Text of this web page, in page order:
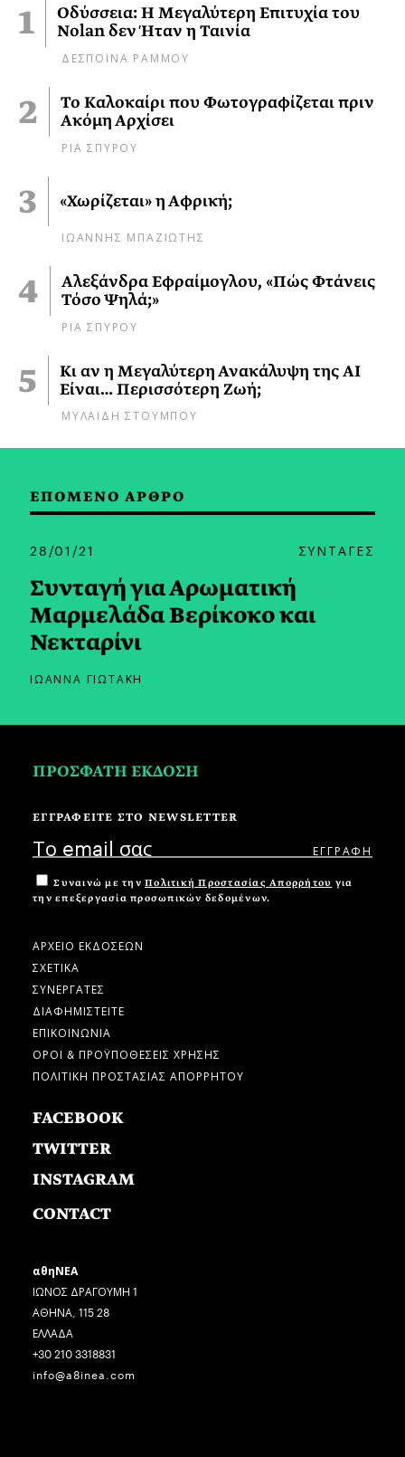
Οδύσσεια: Η Μεγαλύτερη Επιτυχία του
Nolan δεν Ήταν η Ταινία
ΔΕΣΠΟΙΝΑ ΡΑΜΜΟΥ
Το Καλοκαίρι που Φωτογραφίζεται πριν
Ακόμη Αρχίσει
ΡΙΑ ΣΠΥΡΟΥ
«Χωρίζεται» η Αφρική;
ΙΩΑΝΝΗΣ ΜΠΑΖΙΩΤΗΣ
Αλεξάνδρα Εφραίμογλου, «Πώς Φτάνεις
Τόσο Ψηλά;»
ΡΙΑ ΣΠΥΡΟΥ
Κι αν η Μεγαλύτερη Ανακάλυψη της AI
Είναι… Περισσότερη Ζωή;
ΜΥΛΑΙΔΗ ΣΤΟΥΜΠΟΥ
ΕΠΟΜΕΝΟ ΑΡΘΡΟ
28/01/21 ΣΥΝΤΑΓΕΣ
Συνταγή για Αρωματική
Μαρμελάδα Βερίκοκο και
Νεκταρίνι
ΙΩΑΝΝΑ ΓΙΩΤΑΚΗ
ΠΡΟΣΦΑΤΗ ΕΚΔΟΣΗ
ΕΓΓΡΑΦΕΙΤΕ ΣΤΟ NEWSLETTER
Συναινώ με την Πολιτική Προστασίας Απορρήτου για
την επεξεργασία προσωπικών δεδομένων.
ΑΡΧΕΙΟ ΕΚΔΟΣΕΩΝ
ΣΧΕΤΙΚΑ
ΣΥΝΕΡΓΑΤΕΣ
ΔΙΑΦΗΜΙΣΤΕΙΤΕ
ΕΠΙΚΟΙΝΩΝΙΑ
ΟΡΟΙ & ΠΡΟΫΠΟΘΕΣΕΙΣ ΧΡΗΣΗΣ
ΠΟΛΙΤΙΚΗ ΠΡΟΣΤΑΣΙΑΣ ΑΠΟΡΡΗΤΟΥ
FACEBOOK
TWITTER
INSTAGRAM
CONTACT
αθηΝΕΑ
ΙΩΝΟΣ ΔΡΑΓΟΥΜΗ 1
ΑΘΗΝΑ, 115 28
ΕΛΛΑΔΑ
+30 210 3318831
info@a8inea.com